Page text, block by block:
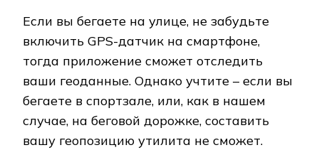
Если вы бегаете на улице, не забудьте
включить GPS-датчик на смартфоне,
тогда приложение сможет отследить
ваши геоданные. Однако учтите – если вы
бегаете в спортзале, или, как в нашем
случае, на беговой дорожке, составить
вашу геопозицию утилита не сможет.